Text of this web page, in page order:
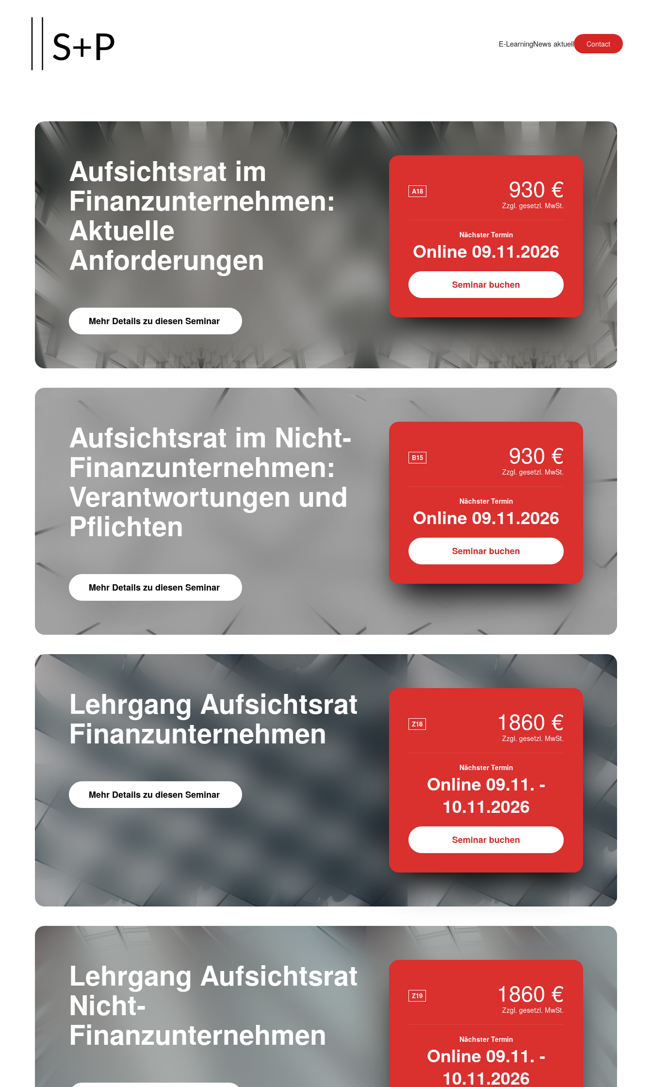
Hauptinhalt
E-LearningNews aktuell Contact
Aufsichtsrat im
Finanzunternehmen:
Aktuelle
Anforderungen
Mehr Detailszu diesen Seminar
A18 930 €
Zzgl. gesetzl. MwSt.
Nächster Termin
Online 09.11.2026
Seminar buchen
Aufsichtsrat im Nicht-
Finanzunternehmen:
Verantwortungen und
Pflichten
Mehr Detailszu diesen Seminar
B15 930 €
Zzgl. gesetzl. MwSt.
Nächster Termin
Online 09.11.2026
Seminar buchen
Lehrgang Aufsichtsrat
Finanzunternehmen
Mehr Detailszu diesen Seminar
Z18 1860 €
Zzgl. gesetzl. MwSt.
Nächster Termin
Online 09.11. -
10.11.2026
Seminar buchen
Lehrgang Aufsichtsrat
Nicht-
Finanzunternehmen
Z19 1860 €
Zzgl. gesetzl. MwSt.
Nächster Termin
Online 09.11. -
10.11.2026